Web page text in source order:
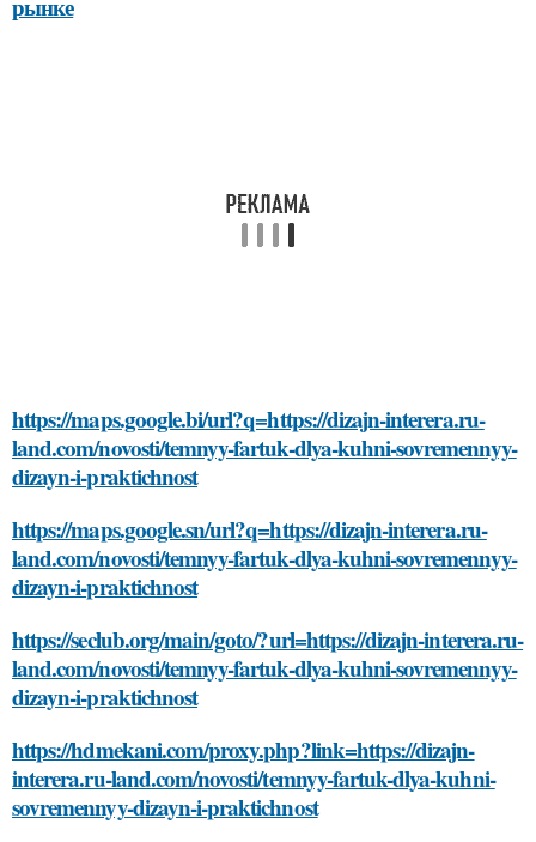
рынке
https://maps.google.bi/url?q=https://dizajn-interera.ru-
land.com/novosti/temnyy-fartuk-dlya-kuhni-sovremennyy-
dizayn-i-praktichnost
https://maps.google.sn/url?q=https://dizajn-interera.ru-
land.com/novosti/temnyy-fartuk-dlya-kuhni-sovremennyy-
dizayn-i-praktichnost
https://seclub.org/main/goto/?url=https://dizajn-interera.ru-
land.com/novosti/temnyy-fartuk-dlya-kuhni-sovremennyy-
dizayn-i-praktichnost
https://hdmekani.com/proxy.php?link=https://dizajn-
interera.ru-land.com/novosti/temnyy-fartuk-dlya-kuhni-
sovremennyy-dizayn-i-praktichnost